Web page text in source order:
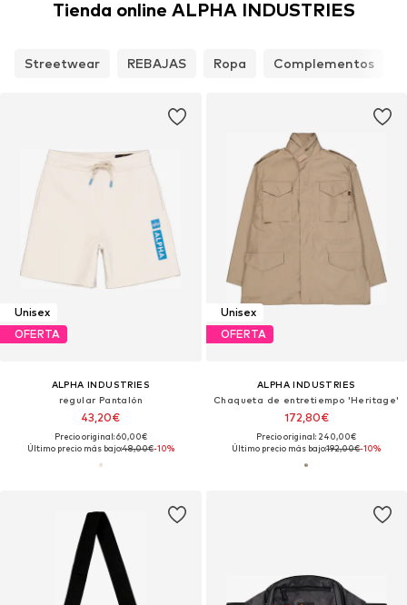
Tienda online ALPHA INDUSTRIES
Streetwear REBAJAS Ropa Complementos
Unisex
OFERTA
ALPHA INDUSTRIES
regular Pantalón
43,20€
Precio original: 60,00€
Último precio más bajo:48,00€-10%
Unisex
OFERTA
ALPHA INDUSTRIES
Chaqueta de entretiempo 'Heritage'
172,80€
Precio original: 240,00€
Último precio más bajo:192,00€-10%